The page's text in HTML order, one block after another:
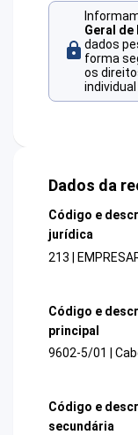
Geral de
dados
forma
os
individual
Dados da
Código e
jurídica
213 |
Código e
principal
9602-5/01 |
Código e
secundária